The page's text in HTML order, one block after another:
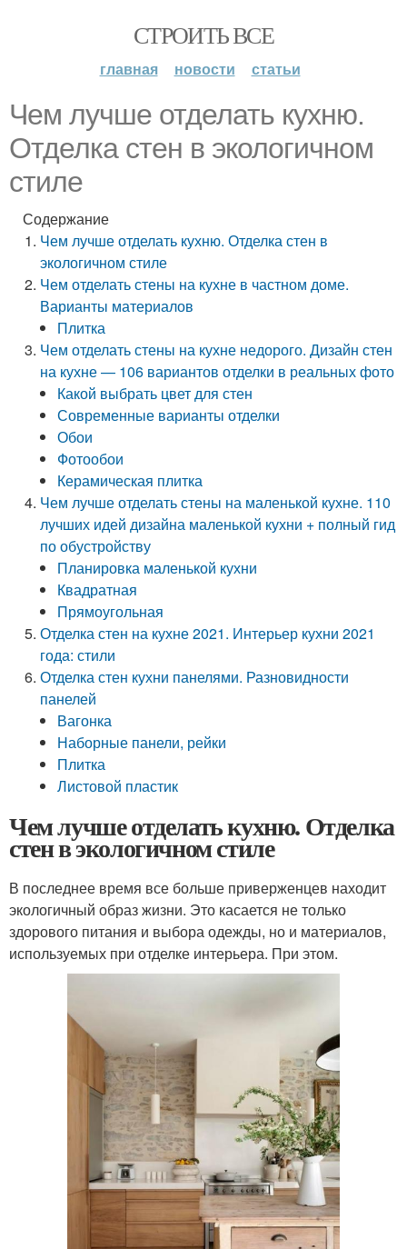
СТРОИТЬ ВСЕ
главная новости статьи
Чем лучше отделать кухню.
Отделка стен в экологичном
стиле
Содержание
Чем лучше отделать кухню. Отделка стен в
экологичном стиле
Чем отделать стены на кухне в частном доме.
Варианты материалов
Плитка
Чем отделать стены на кухне недорого. Дизайн стен
на кухне — 106 вариантов отделки в реальных фото
Какой выбрать цвет для стен
Современные варианты отделки
Обои
Фотообои
Керамическая плитка
Чем лучше отделать стены на маленькой кухне. 110
лучших идей дизайна маленькой кухни + полный гид
по обустройству
Планировка маленькой кухни
Квадратная
Прямоугольная
Отделка стен на кухне 2021. Интерьер кухни 2021
года: стили
Отделка стен кухни панелями. Разновидности
панелей
Вагонка
Наборные панели, рейки
Плитка
Листовой пластик
Чем лучше отделать кухню. Отделка
стен в экологичном стиле
В последнее время все больше приверженцев находит
экологичный образ жизни. Это касается не только
здорового питания и выбора одежды, но и материалов,
используемых при отделке интерьера. При этом.